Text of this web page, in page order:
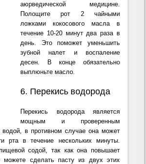
аюрведической медицине.
Полощите рот 2 чайными
ложками кокосового масла в
течение 10-20 минут два раза в
день. Это поможет уменьшить
зубной налет и воспаление
десен. В конце обязательно
выплюньте масло.
6. Перекись водорода
Перекись водорода является
мощным и проверенным
в противном случае она может
рта в течение нескольких минуты.
содой, так как она повышает
сделать пасту из двух этих